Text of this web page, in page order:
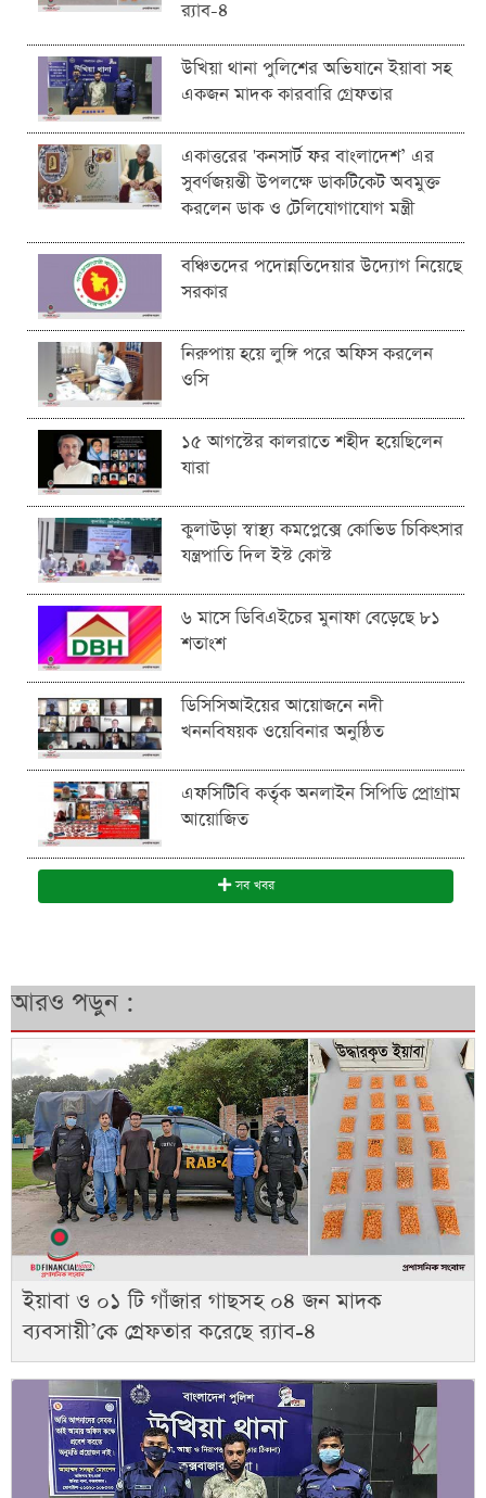
র‌্যাব-৪
উখিয়া থানা পুলিশের অভিযানে ইয়াবা সহ
একজন মাদক কারবারি গ্রেফতার
একাত্তরের 'কনসার্ট ফর বাংলাদেশ’ এর
সুবর্ণজয়ন্তী উপলক্ষে ডাকটিকেট অবমুক্ত
করলেন ডাক ও টেলিযোগাযোগ মন্ত্রী
বঞ্চিতদের পদোন্নতিদেয়ার উদ্যোগ নিয়েছে
সরকার
নিরুপায় হয়ে লুঙ্গি পরে অফিস করলেন
ওসি
১৫ আগস্টের কালরাতে শহীদ হয়েছিলেন
যারা
কুলাউড়া স্বাস্থ্য কমপ্লেক্সে কোভিড চিকিৎসার
যন্ত্রপাতি দিল ইস্ট কোস্ট
৬ মাসে ডিবিএইচের মুনাফা বেড়েছে ৮১
শতাংশ
ডিসিসিআইয়ের আয়োজনে নদী
খননবিষয়ক ওয়েবিনার অনুষ্ঠিত
এফসিটিবি কর্তৃক অনলাইন সিপিডি প্রোগ্রাম
আয়োজিত
সব খবর
আরও পড়ুন :
ইয়াবা ও ০১ টি গাঁজার গাছসহ ০৪ জন মাদক
ব্যবসায়ী’কে গ্রেফতার করেছে র‌্যাব-৪